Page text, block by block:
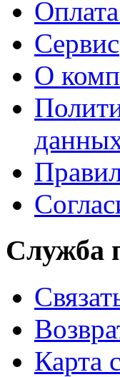
Сервис
О
Служба
Карта